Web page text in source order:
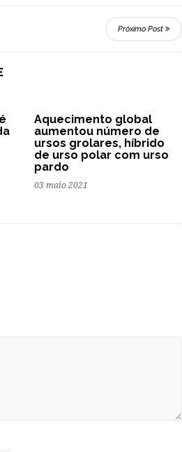
Próximo Post
Aquecimento global
aumentou número de
ursos grolares, híbrido
de urso polar com urso
pardo
03 maio 2021